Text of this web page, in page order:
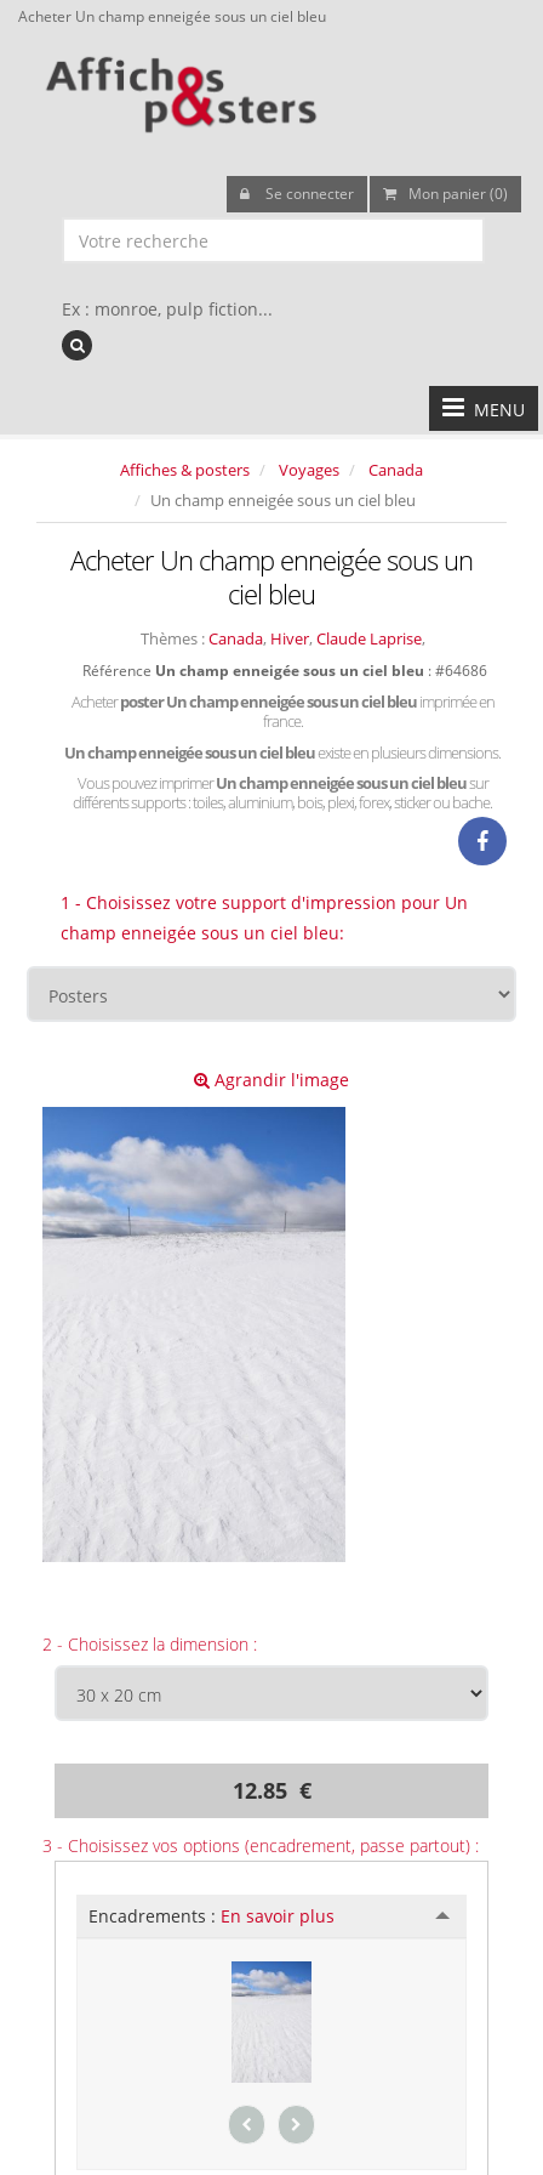
Acheter Un champ enneigée sous un ciel bleu
Se connecter Mon panier (0)
Ex : monroe, pulp fiction...
MENU
Affiches & posters Voyages
Canada
Un champ enneigée sous un ciel bleu
Acheter Un champ enneigée sous un
ciel bleu
Thèmes :Canada, Hiver, Claude Laprise,
Référence Un champ enneigée sous un ciel bleu : #64686
Acheterposter Un champ enneigée sous un ciel bleuimprimée en
france.
Un champ enneigée sous un ciel bleuexiste en plusieurs dimensions.
Vous pouvez imprimerUn champ enneigée sous un ciel bleusur
différents supports : toiles, aluminium, bois, plexi, forex, sticker ou bache.
1 - Choisissez votre support d'impression pour Un
champ enneigée sous un ciel bleu:
Agrandir l'image
2 - Choisissez la dimension :
12.85 €
3 - Choisissez vos options (encadrement, passe partout) :
Encadrements : En savoir plus